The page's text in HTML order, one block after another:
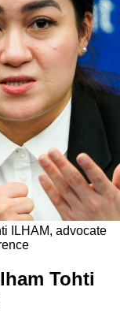
ILHAM, advocate
Tohti